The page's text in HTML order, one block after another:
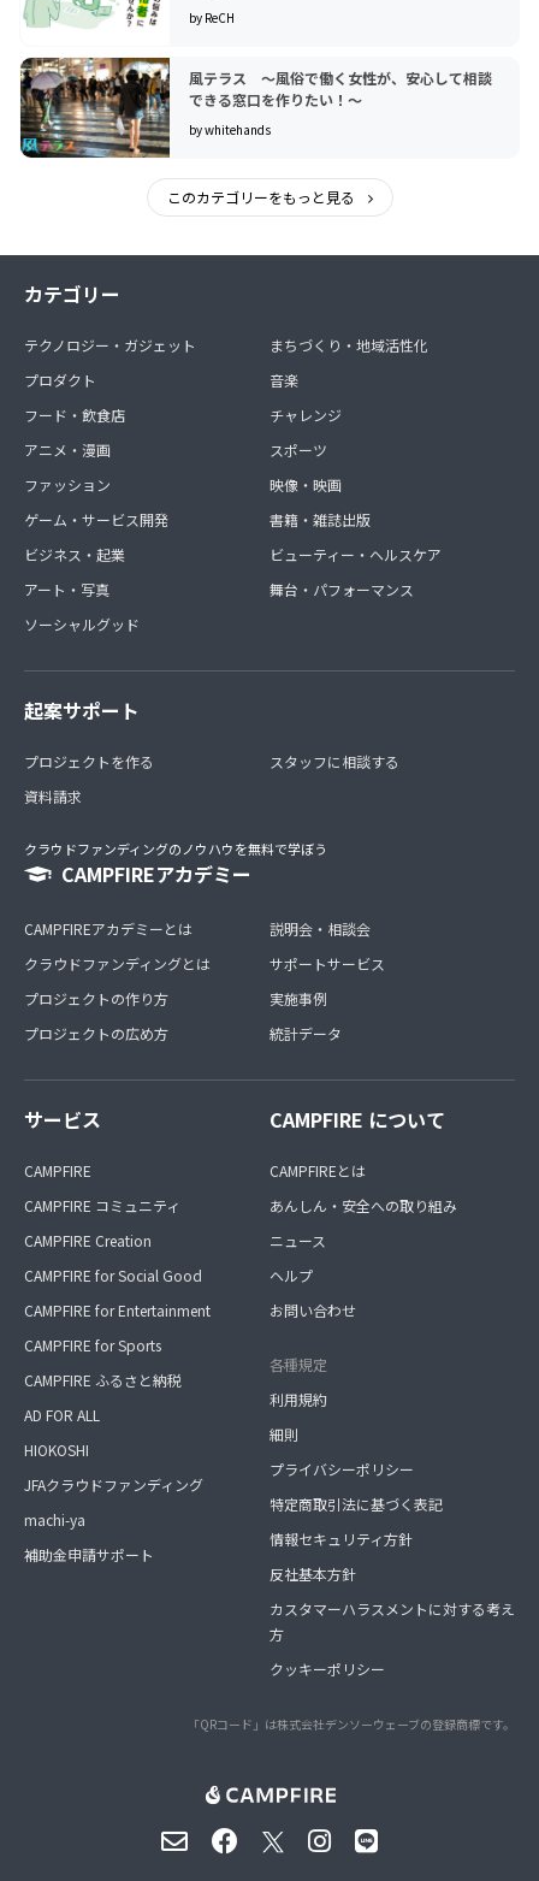
by ReCH
風テラス ～風俗で働く女性が、安心して相談
できる窓口を作りたい！～
by whitehands
このカテゴリーをもっと見る
カテゴリー
テクノロジー・ガジェット
プロダクト
フード・飲食店
アニメ・漫画
ファッション
ゲーム・サービス開発
ビジネス・起業
アート・写真
ソーシャルグッド
まちづくり・地域活性化
音楽
チャレンジ
スポーツ
映像・映画
書籍・雑誌出版
ビューティー・ヘルスケア
舞台・パフォーマンス
起案サポート
プロジェクトを作る
資料請求
スタッフに相談する
クラウドファンディングのノウハウを無料で学ぼう
CAMPFIREアカデミー
CAMPFIREアカデミーとは
クラウドファンディングとは
プロジェクトの作り方
プロジェクトの広め方
説明会・相談会
サポートサービス
実施事例
統計データ
サービス
CAMPFIRE
CAMPFIRE コミュニティ
CAMPFIRE Creation
CAMPFIRE for Social Good
CAMPFIRE for Entertainment
CAMPFIRE for Sports
CAMPFIRE ふるさと納税
AD FOR ALL
HIOKOSHI
JFAクラウドファンディング
machi-ya
補助金申請サポート
CAMPFIRE について
CAMPFIREとは
あんしん・安全への取り組み
ニュース
ヘルプ
お問い合わせ
各種規定
利用規約
細則
プライバシーポリシー
特定商取引法に基づく表記
情報セキュリティ方針
反社基本方針
カスタマーハラスメントに対する考え
方
クッキーポリシー
「QRコード」は株式会社デンソーウェーブの登録商標です。